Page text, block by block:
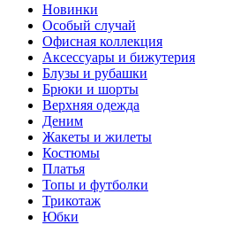
Новинки
Особый случай
Офисная коллекция
Аксессуары и бижутерия
Блузы и рубашки
Брюки и шорты
Верхняя одежда
Деним
Жакеты и жилеты
Костюмы
Платья
Топы и футболки
Трикотаж
Юбки